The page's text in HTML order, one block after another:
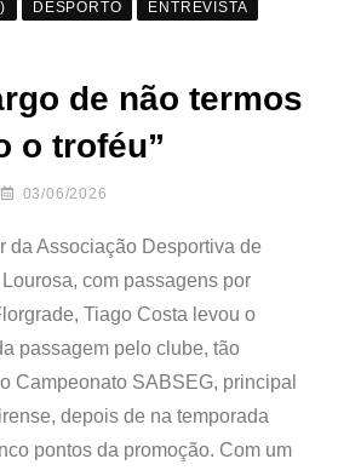
DESPORTO ENTREVISTA
de não termos
o troféu”
03/06/2026
da Associação Desportiva de
com passagens por
Tiago Costa levou o
passagem pelo clube, tão
Campeonato SABSEG, principal
depois de na temporada
pontos da promoção. Com um